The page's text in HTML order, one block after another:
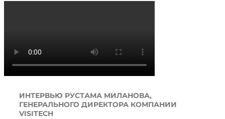
ИНТЕРВЬЮ РУСТАМА МИЛАНОВА,
ГЕНЕРАЛЬНОГО ДИРЕКТОРА КОМПАНИИ
VISITECH